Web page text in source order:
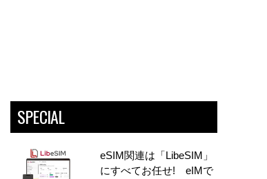
SPECIAL
eSIM関連は「LibeSIM」
にすべてお任せ! eIMで